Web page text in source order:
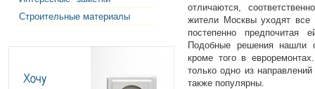
Строительные материалы
отличаются,
жители Москвы уходят все
постепенно предпочитая
Подобные решения нашли
кроме того в
только одно из
также популярны.